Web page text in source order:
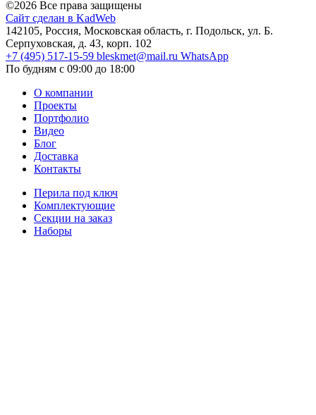
©2026 Все права защищены
Сайт сделан в KadWeb
142105, Россия, Московская область, г. Подольск, ул. Б.
Серпуховская, д. 43, корп. 102
+7 (495) 517-15-59 bleskmet@mail.ru WhatsApp
По будням с 09:00 до 18:00
О компании
Проекты
Портфолио
Видео
Блог
Доставка
Контакты
Перила под ключ
Комплектующие
Секции на заказ
Наборы